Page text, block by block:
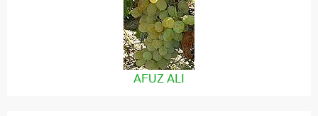
AFUZ ALI